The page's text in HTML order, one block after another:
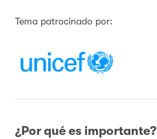
Tema patrocinado por:
¿Por qué es importante?